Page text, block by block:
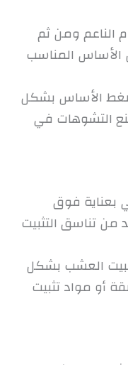
الناعم ومن ثم
المناسب
ضغط الأساس بشكل
التشوهات في
بعناية فوق
من تناسق التثبيت
العشب بشكل
أو مواد تثبيت